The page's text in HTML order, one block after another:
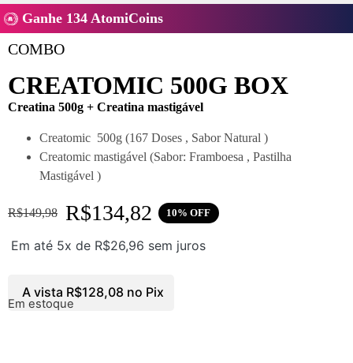
Ganhe 134 AtomiCoins
COMBO
CREATOMIC 500G BOX
Creatina 500g + Creatina mastigável
Creatomic 500g (167 Doses , Sabor Natural )
Creatomic mastigável (Sabor: Framboesa , Pastilha
Mastigável )
R$149,98 R$134,82 10% OFF
Em até 5x de R$26,96 sem juros
A vista R$128,08 no Pix
Em estoque